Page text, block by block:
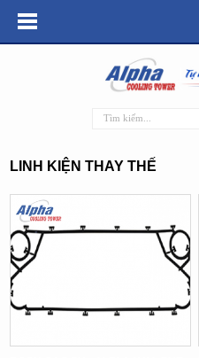
LINH KIỆN THAY THẾ